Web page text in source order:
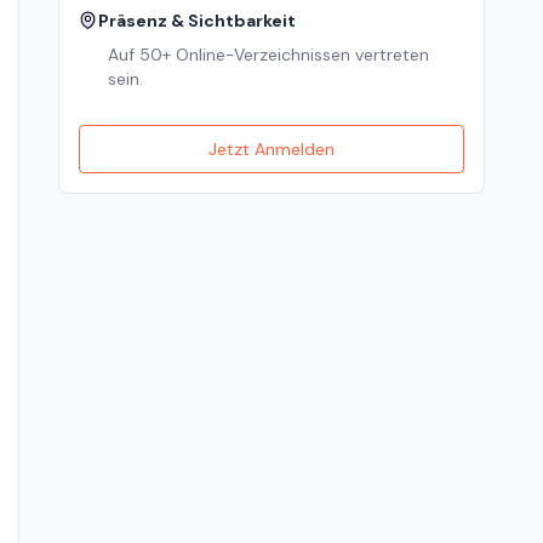
Präsenz & Sichtbarkeit
Auf 50+ Online-Verzeichnissen vertreten
sein.
Jetzt Anmelden